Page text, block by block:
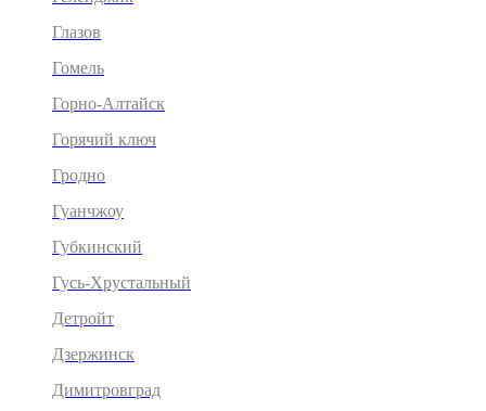
Глазов
Гомель
Горно-Алтайск
Горячий ключ
Гродно
Гуанчжоу
Губкинский
Гусь-Хрустальный
Детройт
Дзержинск
Димитровград